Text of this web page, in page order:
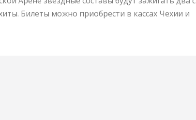
Билеты можно приобрести в кассах Чехии и